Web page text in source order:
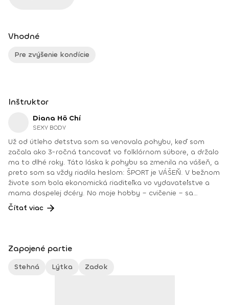
Vhodné
Pre zvýšenie kondície
Inštruktor
Diana Hô Chí
SEXY BODY
Už od útleho detstva som sa venovala pohybu, keď som
začala ako 3-ročná tancovať vo folklórnom súbore, a držalo
ma to dlhé roky. Táto láska k pohybu sa zmenila na vášeň, a
preto som sa vždy riadila heslom: ŠPORT je VÁŠEŇ. V bežnom
živote som bola ekonomická riaditeľka vo vydavateľstve a
mama dospelej dcéry. No moje hobby – cvičenie – sa
dostávalo do popredia už dlhé roky. Takmer dennodenne
som viedla skupinové tréningy a pre svojich klientov som
Fitleader – skupinový tréner nováčik 2018. No oveľa väčším
ocenením bola vždy pre mňa pozitívna spätná väzba od
klientov. • YOGA teacher RYT@200 • POWER YOGA inštruktor
Čítať viac
Zapojené partie
Stehná Lýtka Zadok